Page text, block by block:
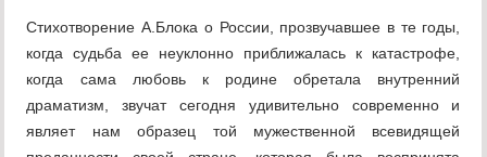
Стихотворение А.Блока о России, прозвучавшее в те годы,
когда судьба ее неуклонно приближалась к катастрофе,
когда сама любовь к родине обретала внутренний
драматизм, звучат сегодня удивительно современно и
являет нам образец той мужественной всевидящей